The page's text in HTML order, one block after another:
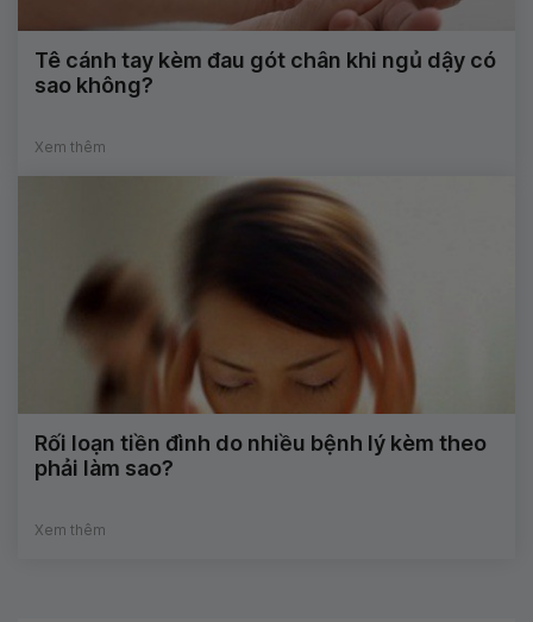
Tê cánh tay kèm đau gót chân khi ngủ dậy có
sao không?
Xem thêm
Rối loạn tiền đình do nhiều bệnh lý kèm theo
phải làm sao?
Xem thêm